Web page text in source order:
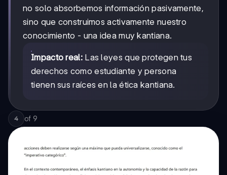
no solo absorbemos información pasivamente,
sino que construimos activamente nuestro
conocimiento - una idea muy kantiana.
Impacto real:Las leyes que protegen tus
derechos como estudiante y persona
tienen sus raíces en la ética kantiana.
4 of 9